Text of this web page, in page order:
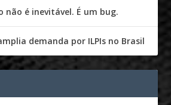
não é inevitável. É um bug.
demanda por ILPIs no Brasil